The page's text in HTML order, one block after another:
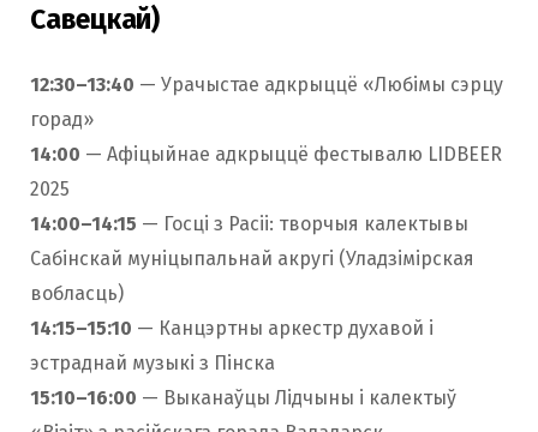
Савецкай)
12:30–13:40 — Урачыстае адкрыццё «Любімы сэрцу
горад»
14:00 — Афіцыйнае адкрыццё фестывалю LIDBEER
2025
14:00–14:15 — Госці з Расіі: творчыя калектывы
Сабінскай муніцыпальнай акругі (Уладзімірская
вобласць)
14:15–15:10 — Канцэртны аркестр духавой і
эстраднай музыкі з Пінска
15:10–16:00 — Выканаўцы Лідчыны і калектыў